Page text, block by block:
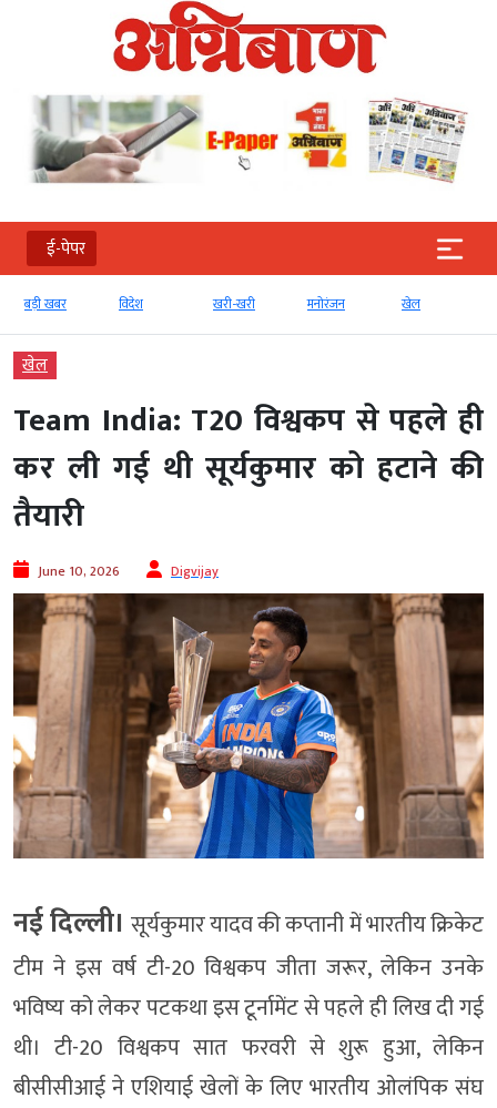
ई-पेपर
विदेश खरी-खरी मनोरंजन खेल राजनीति
खेल
Team India: T20 विश्वकप से पहले ही
कर ली गई थी सूर्यकुमार को हटाने की
तैयारी
June 10, 2026 Digvijay
नई दिल्ली। सूर्यकुमार यादव की कप्तानी में भारतीय क्रिकेट
टीम ने इस वर्ष टी-20 विश्वकप जीता जरूर, लेकिन उनके
भविष्य को लेकर पटकथा इस टूर्नामेंट से पहले ही लिख दी गई
थी। टी-20 विश्वकप सात फरवरी से शुरू हुआ, लेकिन
बीसीसीआई ने एशियाई खेलों के लिए भारतीय ओलंपिक संघ